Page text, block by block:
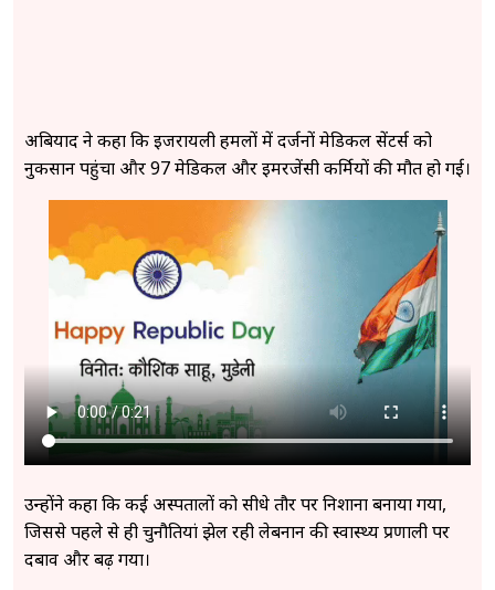
अबियाद ने कहा कि इजरायली हमलों में दर्जनों मेडिकल सेंटर्स को
नुकसान पहुंचा और 97 मेडिकल और इमरजेंसी कर्मियों की मौत हो गई।
उन्होंने कहा कि कई अस्पतालों को सीधे तौर पर निशाना बनाया गया,
जिससे पहले से ही चुनौतियां झेल रही लेबनान की स्वास्थ्य प्रणाली पर
दबाव और बढ़ गया।